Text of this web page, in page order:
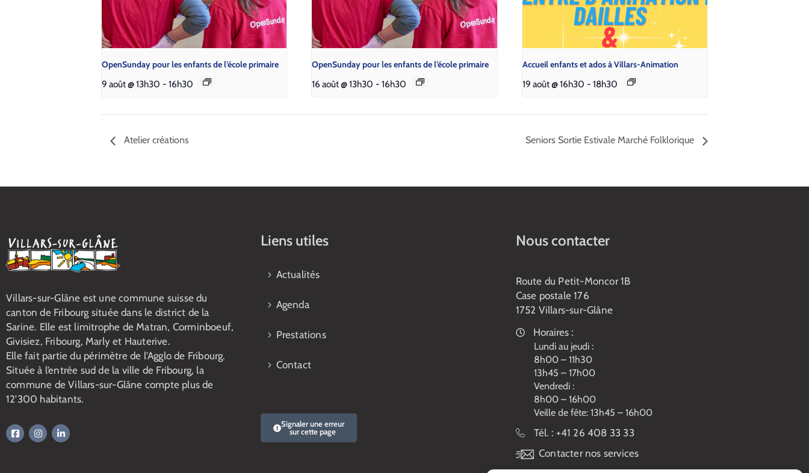
Open­Sun­day pour les enfants de l’é­cole pri­maire
9 août @ 13h30 - 16h30
Open­Sun­day pour les enfants de l’é­cole pri­maire
16 août @ 13h30 - 16h30
Accueil enfants et ados à Villars-Animation
19 août @ 16h30 - 18h30
Atelier créations Seniors Sortie Estivale Marché Folklorique
Villars-sur-Glâne est une commune suisse du
canton de Fribourg située dans le district de la
Sarine. Elle est limitrophe de Matran, Corminboeuf,
Givisiez, Fribourg, Marly et Hauterive.
Elle fait partie du périmètre de l’Agglo de Fribourg.
Située à l’entrée sud de la ville de Fribourg, la
commune de Villars-sur-Glâne compte plus de
12’300 habitants.
Liens utiles
Actualités
Agenda
Prestations
Contact
Signaler une erreur
sur cette page
Nous contacter
Route du Petit-Moncor 1B
Case postale 176
1752 Villars-sur-Glâne
Horaires :
Lundi au jeudi :
8h00 – 11h30
13h45 – 17h00
Vendredi :
8h00 – 16h00
Veille de fête: 13h45 – 16h00
Tél. : +41 26 408 33 33
Contacter nos services